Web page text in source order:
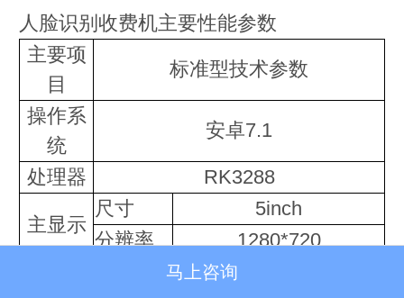
人脸识别收费机主要性能参数
主要项
目
标准型技术参数
操作系
统
安卓7.1
处理器 RK3288
主显示
尺寸
5inch
分辨率
1280*720
多点电容G+G
马上咨询